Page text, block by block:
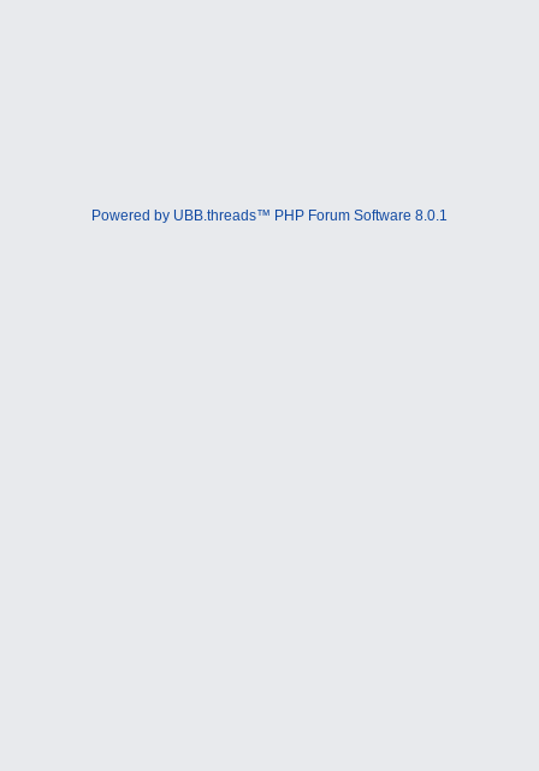
Powered by UBB.threads™ PHP Forum Software 8.0.1